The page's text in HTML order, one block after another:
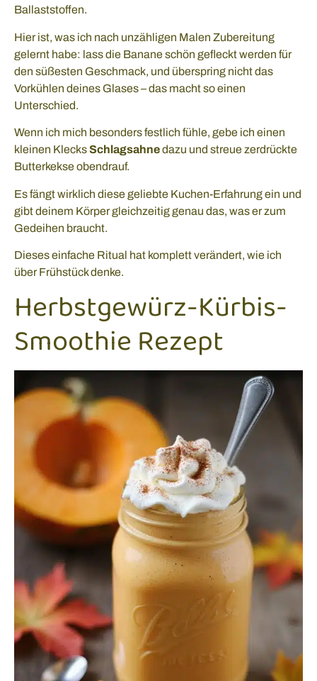
Ballaststoffen.
Hier ist, was ich nach unzähligen Malen Zubereitung
gelernt habe: lass die Banane schön gefleckt werden für
den süßesten Geschmack, und überspring nicht das
Vorkühlen deines Glases – das macht so einen
Unterschied.
Wenn ich mich besonders festlich fühle, gebe ich einen
kleinen KlecksSchlagsahnedazu und streue zerdrückte
Butterkekse obendrauf.
Es fängt wirklich diese geliebte Kuchen-Erfahrung ein und
gibt deinem Körper gleichzeitig genau das, was er zum
Gedeihen braucht.
Dieses einfache Ritual hat komplett verändert, wie ich
über Frühstück denke.
Herbstgewürz-Kürbis-
Smoothie Rezept